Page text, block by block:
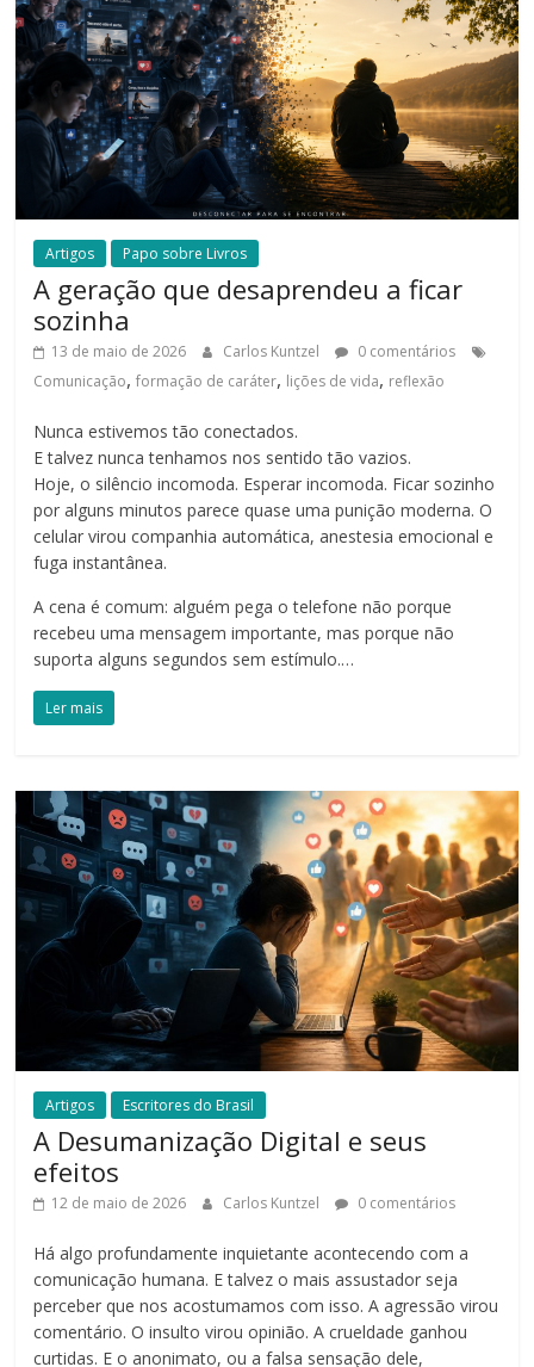
Artigos Papo sobre Livros
A geração que desaprendeu a ficar
sozinha
13 de maio de 2026 Carlos Kuntzel
0 comentários
Comunicação,formação de caráter, lições de vida, reflexão
Nunca estivemos tão conectados.
E talvez nunca tenhamos nos sentido tão vazios.
Hoje, o silêncio incomoda. Esperar incomoda. Ficar sozinho
por alguns minutos parece quase uma punição moderna. O
celular virou companhia automática, anestesia emocional e
fuga instantânea.
A cena é comum: alguém pega o telefone não porque
recebeu uma mensagem importante, mas porque não
suporta alguns segundos sem estímulo.…
Ler mais
Artigos Escritores do Brasil
A Desumanização Digital e seus
efeitos
12 de maio de 2026 Carlos Kuntzel 0 comentários
Há algo profundamente inquietante acontecendo com a
comunicação humana. E talvez o mais assustador seja
perceber que nos acostumamos com isso. A agressão virou
comentário. O insulto virou opinião. A crueldade ganhou
curtidas. E o anonimato, ou a falsa sensação dele,